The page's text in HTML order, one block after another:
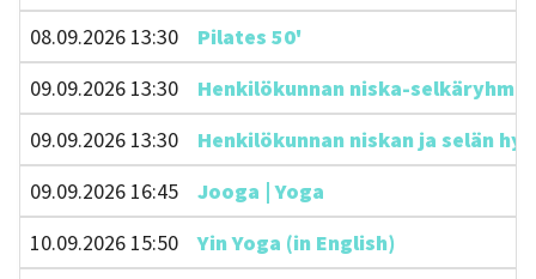
08.09.2026 13:30
Pilates 50'
09.09.2026 13:30
Henkilökunnan niska-
09.09.2026 13:30
Henkilökunnan niskan ja selän
09.09.2026 16:45
Jooga | Yoga
10.09.2026 15:50
Yin Yoga (in English)